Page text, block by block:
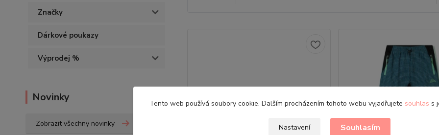
Značky
Dárkové poukazy
Výprodej %
Novinky
Zobrazit všechny novinky
Tento web používá soubory cookie. Dalším procházením tohoto webu vyjadřujete souhlas s
Nastavení Souhlasím